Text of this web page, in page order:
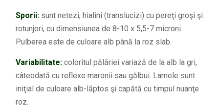
Sporii: sunt netezi, hialini (translucizi) cu pereţi groşi şi
rotunjori, cu dimensiunea de 8-10 x 5,5-7 microni.
Pulberea este de culoare alb până la roz slab.
Variabilitate:coloritul pălăriei variază de la alb la gri,
câteodată cu reflexe maronii sau gălbui. Lamele sunt
iniţial de culoare alb-lăptos şi capătă cu timpul nuanţe
roz.